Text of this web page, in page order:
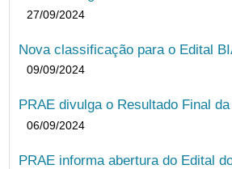
27/09/2024
Nova classificação para o Edital
09/09/2024
PRAE divulga o Resultado Final
06/09/2024
PRAE informa abertura do Edital